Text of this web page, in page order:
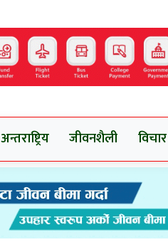
अन्तराष्ट्रिय जीवनशैली विचार